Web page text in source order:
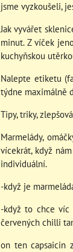
jsme vyzkoušeli,
Jak vyvářet
minut. Z víček
kuchyňskou
Nalepte etiketu
týdne maximálně
Tipy, triky,
Marmelády,
vícekrát, když
individuální.
-když je
-když to chce víc
červených chilli
on ten capsaicin